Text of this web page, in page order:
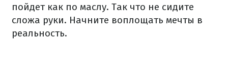
пойдет как по маслу. Так что не сидите
сложа руки. Начните воплощать мечты в
реальность.